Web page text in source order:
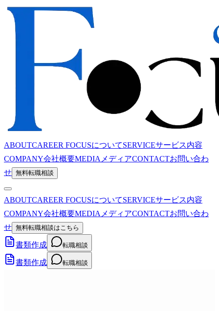
ABOUTCAREER FOCUSについてSERVICEサービス内容
COMPANY会社概要MEDIA メディアCONTACTお問い合わ
せ 無料転職相談
ABOUTCAREER FOCUSについてSERVICEサービス内容
COMPANY会社概要MEDIA メディアCONTACTお問い合わ
せ 無料転職相談はこちら
書類作成 転職相談
書類作成 転職相談